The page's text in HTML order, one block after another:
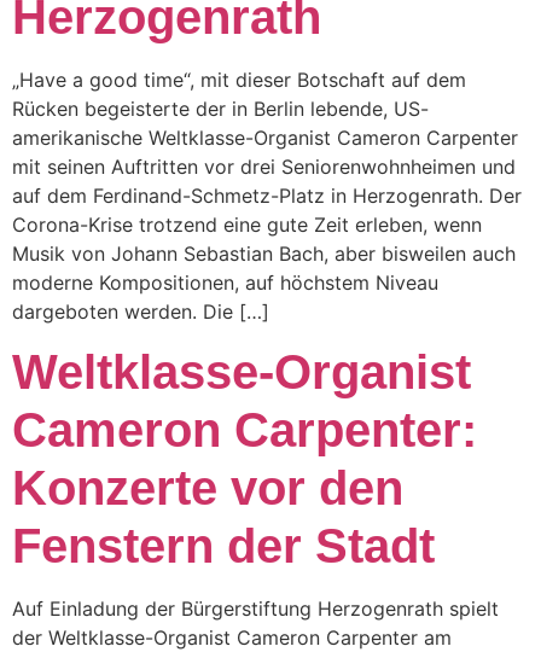
Herzogenrath
„Have a good time“, mit dieser Botschaft auf dem
Rücken begeisterte der in Berlin lebende, US-
amerikanische Weltklasse-Organist Cameron Carpenter
mit seinen Auftritten vor drei Seniorenwohnheimen und
auf dem Ferdinand-Schmetz-Platz in Herzogenrath. Der
Corona-Krise trotzend eine gute Zeit erleben, wenn
Musik von Johann Sebastian Bach, aber bisweilen auch
moderne Kompositionen, auf höchstem Niveau
dargeboten werden. Die […]
Weltklasse-Organist
Cameron Carpenter:
Konzerte vor den
Fenstern der Stadt
Auf Einladung der Bürgerstiftung Herzogenrath spielt
der Weltklasse-Organist Cameron Carpenter am